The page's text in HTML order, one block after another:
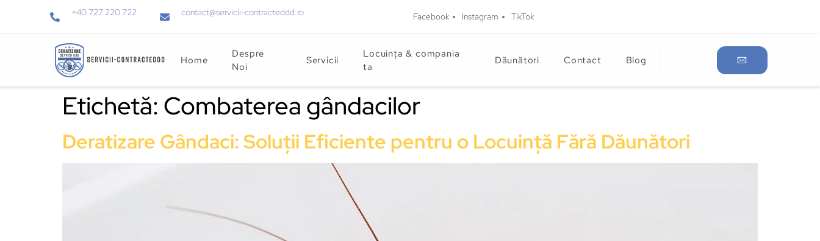
+40 727 220 722 contact@servicii-contracteddd.ro Facebook Instagram TikTok
Home
Despre
Noi
Servicii
Locuința & compania
ta
Dăunători Contact Blog
Etichetă: Combaterea gândacilor
Deratizare Gândaci: Soluții Eficiente pentru o Locuință Fără Dăunători